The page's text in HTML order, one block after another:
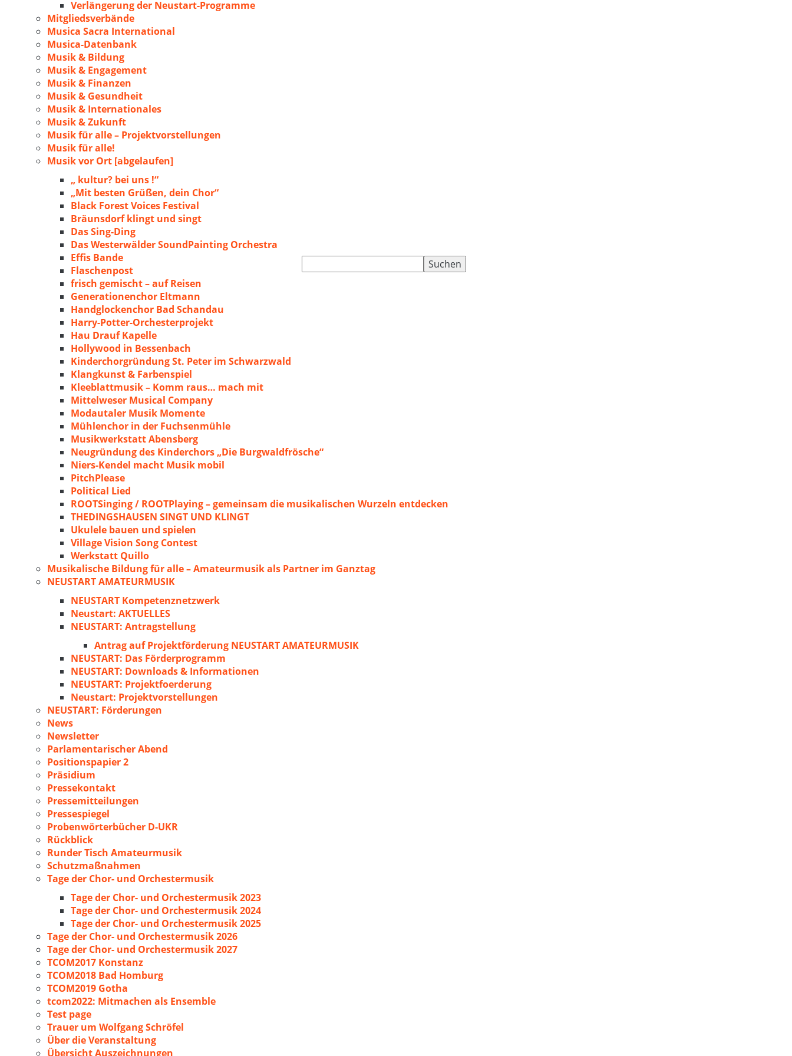
nach:
Verlängerung der Neustart-Programme
Mitgliedsverbände
Musica Sacra International
Musica-Datenbank
Musik & Bildung
Musik & Engagement
Musik & Finanzen
Musik & Gesundheit
Musik & Internationales
Musik & Zukunft
Musik für alle – Projektvorstellungen
Musik für alle!
Musik vor Ort [abgelaufen]
„ kultur? bei uns !“
„Mit besten Grüßen, dein Chor“
Black Forest Voices Festival
Bräunsdorf klingt und singt
Das Sing-Ding
Das Westerwälder SoundPainting Orchestra
Effis Bande
Flaschenpost
frisch gemischt – auf Reisen
Generationenchor Eltmann
Handglockenchor Bad Schandau
Harry-Potter-Orchesterprojekt
Hau Drauf Kapelle
Hollywood in Bessenbach
Kinderchorgründung St. Peter im Schwarzwald
Klangkunst & Farbenspiel
Kleeblattmusik – Komm raus… mach mit
Mittelweser Musical Company
Modautaler Musik Momente
Mühlenchor in der Fuchsenmühle
Musikwerkstatt Abensberg
Neugründung des Kinderchors „Die Burgwaldfrösche“
Niers-Kendel macht Musik mobil
PitchPlease
Political Lied
ROOTSinging / ROOTPlaying – gemeinsam die musikalischen Wurzeln entdecken
THEDINGSHAUSEN SINGT UND KLINGT
Ukulele bauen und spielen
Village Vision Song Contest
Werkstatt Quillo
Musikalische Bildung für alle – Amateurmusik als Partner im Ganztag
NEUSTART AMATEURMUSIK
NEUSTART Kompetenznetzwerk
Neustart: AKTUELLES
NEUSTART: Antragstellung
Antrag auf Projektförderung NEUSTART AMATEURMUSIK
NEUSTART: Das Förderprogramm
NEUSTART: Downloads & Informationen
NEUSTART: Projektfoerderung
Neustart: Projektvorstellungen
NEUSTART: Förderungen
News
Newsletter
Parlamentarischer Abend
Positionspapier 2
Präsidium
Pressekontakt
Pressemitteilungen
Pressespiegel
Probenwörterbücher D-UKR
Rückblick
Runder Tisch Amateurmusik
Schutzmaßnahmen
Tage der Chor- und Orchestermusik
Tage der Chor- und Orchestermusik 2023
Tage der Chor- und Orchestermusik 2024
Tage der Chor- und Orchestermusik 2025
Tage der Chor- und Orchestermusik 2026
Tage der Chor- und Orchestermusik 2027
TCOM2017 Konstanz
TCOM2018 Bad Homburg
TCOM2019 Gotha
tcom2022: Mitmachen als Ensemble
Test page
Trauer um Wolfgang Schröfel
Über die Veranstaltung
Übersicht Auszeichnungen